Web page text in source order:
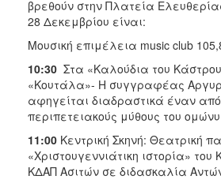
βρεθούν στην Πλατεία
28 Δεκεμβρίου είναι:
Μουσική επιμέλεια music club
10:30 Στα «Καλούδια του
«Κουτάλα»- Η συγγραφέας
αφηγείται διαδραστικά έναν
περιπετειακούς μύθους του
11:00 Κεντρική Σκηνή: Θεατρική
«Χριστουγεννιάτικη ιστορία» του
ΚΔΑΠ Ασιτών σε διδασκαλία